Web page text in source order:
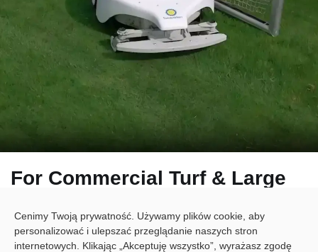
For Commercial Turf & Large
Thor Robotic Lawn Mower
Cenimy Twoją prywatność. Używamy plików cookie, aby
personalizować i ulepszać przeglądanie naszych stron
internetowych. Klikając „Akceptuję wszystko”, wyrażasz zgodę